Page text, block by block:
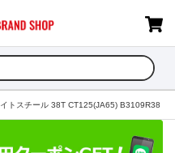
トスチール 38T CT125(JA65) B3109R38